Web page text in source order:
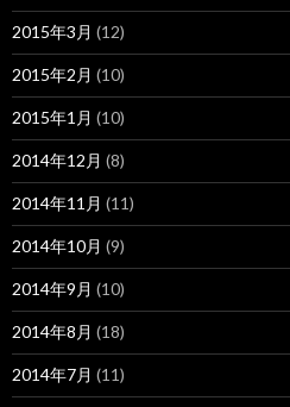
2015年3月 (12)
2015年2月 (10)
2015年1月 (10)
2014年12月 (8)
2014年11月 (11)
2014年10月 (9)
2014年9月 (10)
2014年8月 (18)
2014年7月 (11)